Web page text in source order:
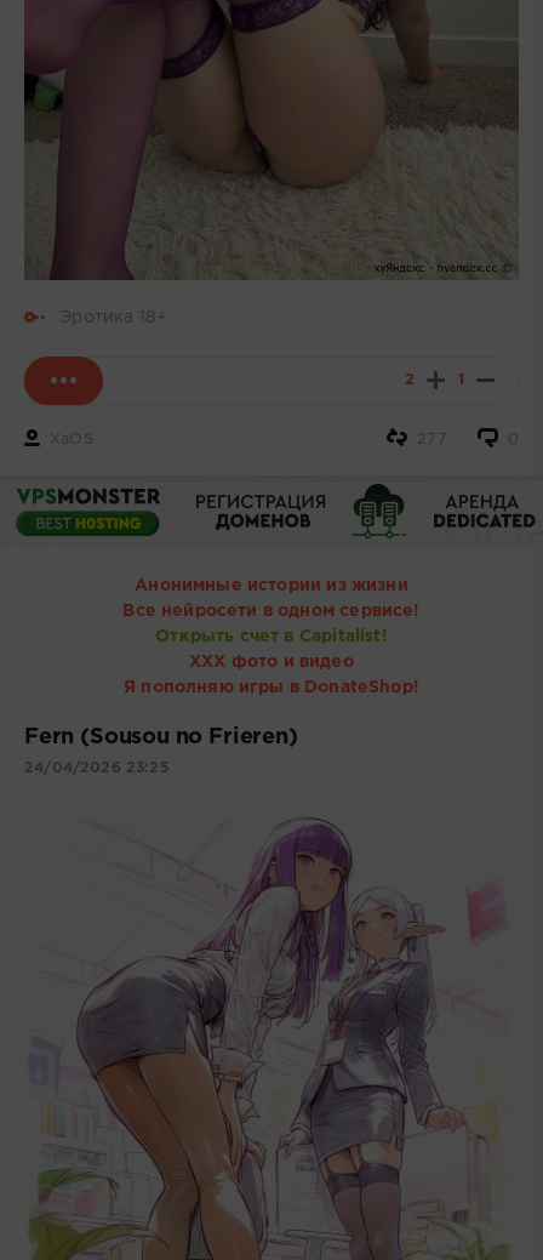
Эротика 18+
2 1
XaOS 0
277
Анонимные истории из жизни
Все нейросети в одном сервисе!
Открыть счет в Capitalist!
ХХХ фото и видео
Я пополняю игры в DonateShop!
Fern (Sousou no Frieren)
24/04/2026 23:25